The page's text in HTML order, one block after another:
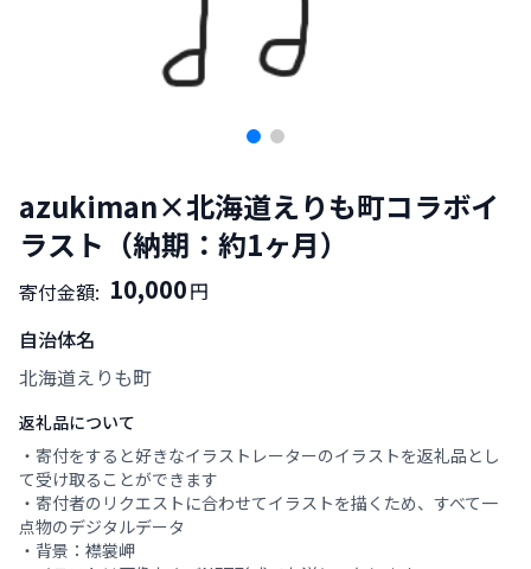
azukiman×北海道えりも町コラボイ
ラスト（納期：約1ヶ月）
寄付金額: 10,000円
自治体名
北海道えりも町
返礼品について
・寄付をすると好きなイラストレーターのイラストを返礼品とし
て受け取ることができます
・寄付者のリクエストに合わせてイラストを描くため、すべて一
点物のデジタルデータ
・背景：襟裳岬